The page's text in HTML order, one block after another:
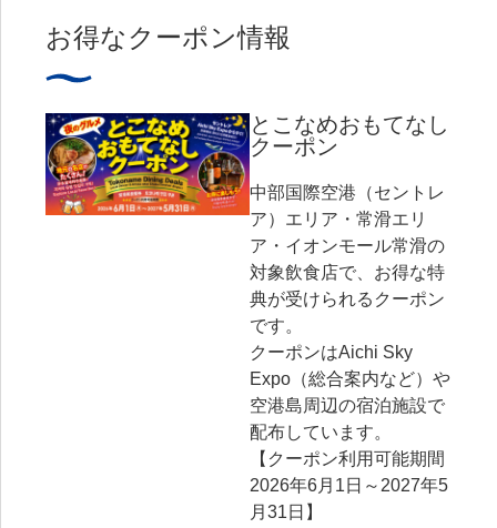
お得なクーポン情報
とこなめおもてなし
クーポン
中部国際空港（セントレ
ア）エリア・常滑エリ
ア・イオンモール常滑の
対象飲食店で、お得な特
典が受けられるクーポン
です。
クーポンはAichi Sky
Expo（総合案内など）や
空港島周辺の宿泊施設で
配布しています。
【クーポン利用可能期間
2026年6月1日～2027年5
月31日】